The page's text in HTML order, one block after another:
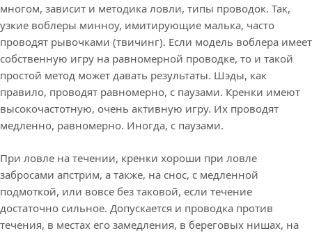
многом, зависит и методика ловли, типы проводок. Так,
узкие воблеры минноу, имитирующие малька, часто
проводят рывочками (твичинг). Если модель воблера имеет
собственную игру на равномерной проводке, то и такой
простой метод может давать результаты. Шэды, как
правило, проводят равномерно, с паузами. Кренки имеют
высокочастотную, очень активную игру. Их проводят
медленно, равномерно. Иногда, с паузами.
При ловле на течении, кренки хороши при ловле
забросами апстрим, а также, на снос, с медленной
подмоткой, или вовсе без таковой, если течение
достаточно сильное. Допускается и проводка против
течения, в местах его замедления, в береговых нишах, на